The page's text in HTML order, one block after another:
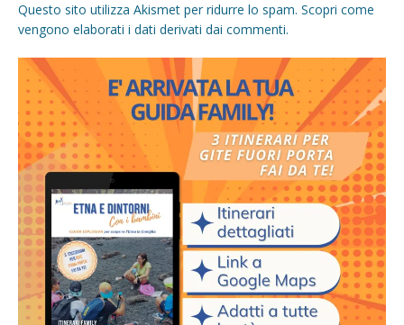
Questo sito utilizza Akismet per ridurre lo spam. Scopri come
vengono elaborati i dati derivati dai commenti.